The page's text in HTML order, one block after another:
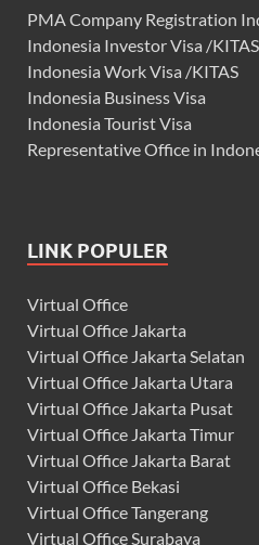
PMA Company Registration
Indonesia Investor Visa /KITAS
Indonesia Work Visa /KITAS
Indonesia Business Visa
Indonesia Tourist Visa
Representative Office in
LINK POPULER
Virtual Office
Virtual Office Jakarta
Virtual Office Jakarta Selatan
Virtual Office Jakarta Utara
Virtual Office Jakarta Pusat
Virtual Office Jakarta Timur
Virtual Office Jakarta Barat
Virtual Office Bekasi
Virtual Office Tangerang
Virtual Office Surabaya